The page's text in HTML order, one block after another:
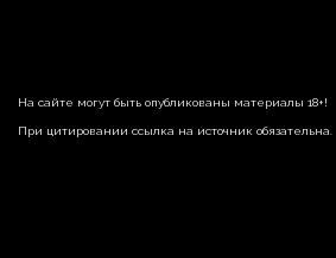
На сайте могут быть опубликованы материалы 18+!
При цитировании ссылка на источник обязательна.